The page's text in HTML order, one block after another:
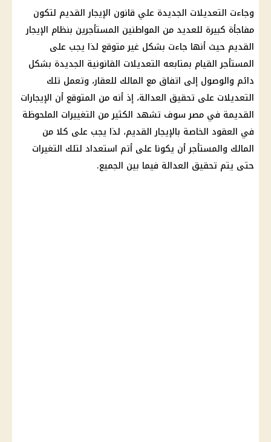
وجاءت التعديلات الجديدة علي قانون الإيجار القديم لتكون
مفاجأة كبيرة للعديد من المواطنين المستأجرين بنظام الإيجار
القديم حيث أنها جاءت بشكل غير متوقع لذا يجب على
المستأجر القيام بمتابعه التعديلات القانونية الجديدة بشكل
دائم والوصول إلى اتفاق مع المالك للعقار، وتعمل تلك
التعديلات على تحقيق العدالة، إذ أنه من المتوقع أن الإيجارات
القديمة في مصر سوف تشهد الكثير من التغييرات الملحوظة
في العقود الخاصة بالإيجار القديم، لذا يجب على كلا من
المالك والمستأجر أن يكونا على أتم استعداد لتلك التغيرات
حتى يتم تحقيق العدالة فيما بين الجميع.